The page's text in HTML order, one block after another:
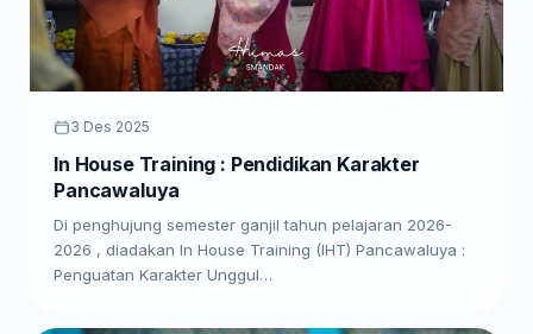
3 Des 2025
In House Training : Pendidikan Karakter
Pancawaluya
Di penghujung semester ganjil tahun pelajaran 2026-
2026 , diadakan In House Training (IHT) Pancawaluya :
Penguatan Karakter Unggul…